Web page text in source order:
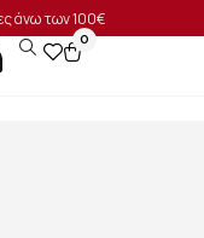
άνω των 100€
0